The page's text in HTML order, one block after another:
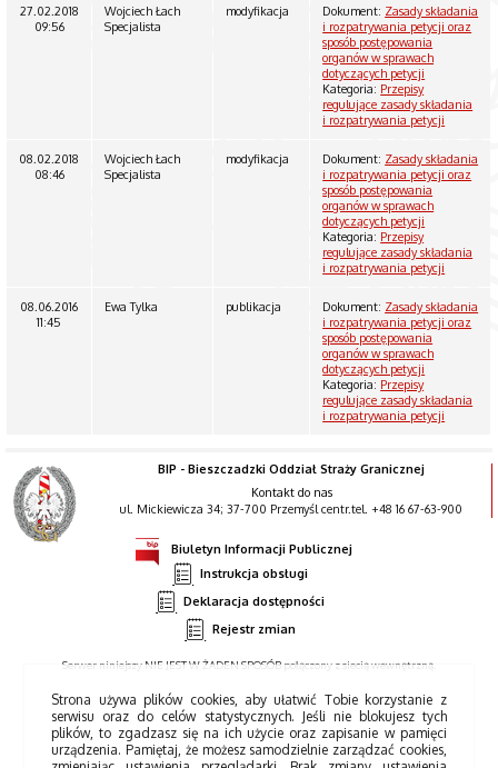
27.02.2018
09:56
Wojciech Łach
Specjalista
modyfikacja Dokument: Zasady składania
i rozpatrywania petycji oraz
sposób postępowania
organów w sprawach
dotyczących petycji
Kategoria: Przepisy
regulujące zasady składania
i rozpatrywania petycji
08.02.2018
08:46
Wojciech Łach
Specjalista
modyfikacja Dokument: Zasady składania
i rozpatrywania petycji oraz
sposób postępowania
organów w sprawach
dotyczących petycji
Kategoria: Przepisy
regulujące zasady składania
i rozpatrywania petycji
08.06.2016
11:45
Ewa Tylka publikacja Dokument: Zasady składania
i rozpatrywania petycji oraz
sposób postępowania
organów w sprawach
dotyczących petycji
Kategoria: Przepisy
regulujące zasady składania
i rozpatrywania petycji
BIP - Bieszczadzki Oddział Straży Granicznej
Kontakt do nas
ul. Mickiewicza 34; 37-700 Przemyśl centr.tel. +48 16 67-63-900
Biuletyn Informacji Publicznej
Instrukcja obsługi
Deklaracja dostępności
Rejestr zmian
Serwer niniejszy NIE JEST W ŻADEN SPOSÓB połączony z siecią wewnętrzną.
Strona używa plików cookies, aby ułatwić Tobie korzystanie z
serwisu oraz do celów statystycznych. Jeśli nie blokujesz tych
plików, to zgadzasz się na ich użycie oraz zapisanie w pamięci
urządzenia. Pamiętaj, że możesz samodzielnie zarządzać cookies,